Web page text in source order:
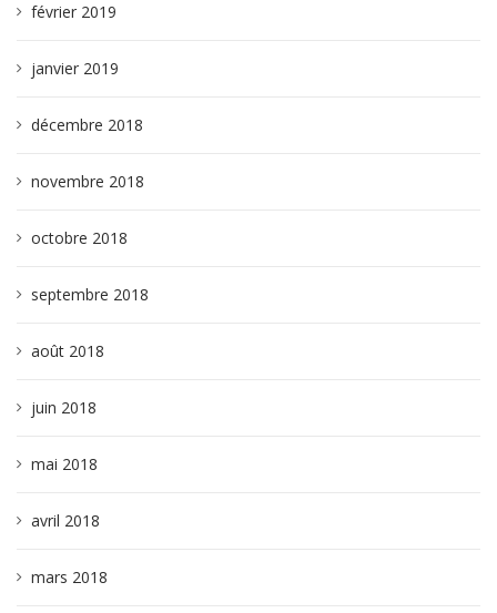
février 2019
janvier 2019
décembre 2018
novembre 2018
octobre 2018
septembre 2018
août 2018
juin 2018
mai 2018
avril 2018
mars 2018